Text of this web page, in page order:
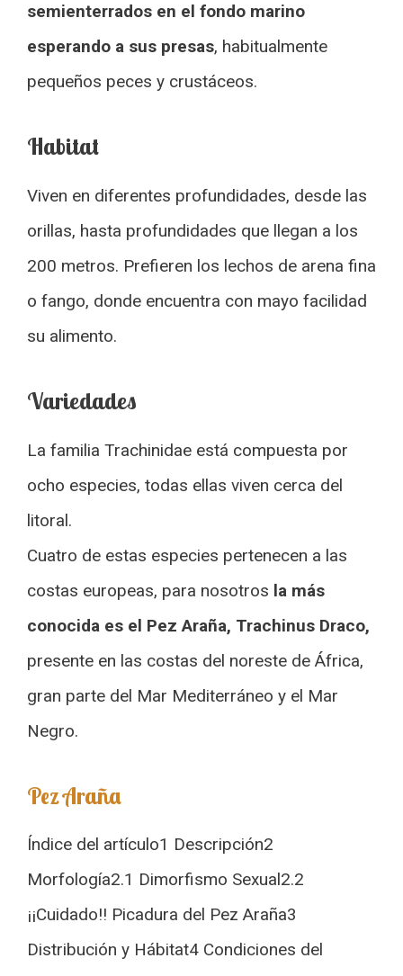
semienterrados en el fondo marino
esperando a sus presas, habitualmente
pequeños peces y crustáceos.
Habitat
Viven en diferentes profundidades, desde las
orillas, hasta profundidades que llegan a los
200 metros. Prefieren los lechos de arena fina
o fango, donde encuentra con mayo facilidad
su alimento.
Variedades
La familia Trachinidae está compuesta por
ocho especies, todas ellas viven cerca del
litoral.
Cuatro de estas especies pertenecen a las
costas europeas, para nosotros la más
conocida es el Pez Araña, Trachinus Draco,
presente en las costas del noreste de África,
gran parte del Mar Mediterráneo y el Mar
Negro.
Pez Araña
Índice del artículo1 Descripción2
Morfología2.1 Dimorfismo Sexual2.2
¡¡Cuidado!! Picadura del Pez Araña3
Distribución y Hábitat4 Condiciones del